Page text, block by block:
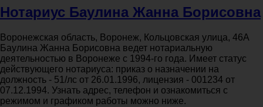
Нотариус Баулина Жанна Борисовна
Воронежская область, Воронеж, Кольцовская улица, 46А
Баулина Жанна Борисовна ведет нотариальную
деятельностью в Воронеже с 1994-го года. Имеет статус
действующего нотариуса: приказ о назначении на
должность - 51/лс от 26.01.1996, лицензия - 001234 от
07.12.1994. Узнать адрес, телефон и ознакомиться с
режимом и графиком работы можно ниже.